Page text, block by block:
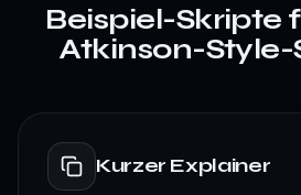
Beispiel-Skripte
Atkinson-
Kurzer Explainer